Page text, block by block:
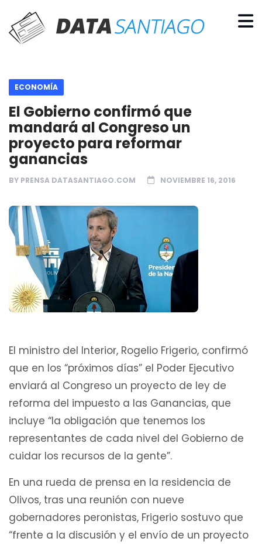
ECONOMÍA
El Gobierno confirmó que
mandará al Congreso un
proyecto para reformar
ganancias
BY PRENSA DATASANTIAGO.COM NOVIEMBRE 16, 2016
El ministro del Interior, Rogelio Frigerio, confirmó
que en los “próximos días” el Poder Ejecutivo
enviará al Congreso un proyecto de ley de
reforma del impuesto a las Ganancias, que
incluye “la obligación que tenemos los
representantes de cada nivel del Gobierno de
cuidar los recursos de la gente”.
En una rueda de prensa en la residencia de
Olivos, tras una reunión con nueve
gobernadores peronistas, Frigerio sostuvo que
“frente a la discusión y el envío de un proyecto